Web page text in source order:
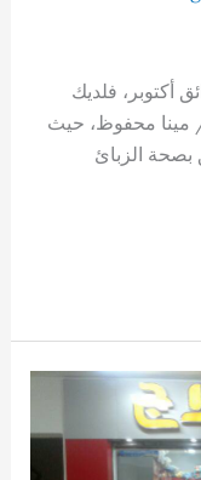
أكتوبر، فلديك
مينا محفوظ، حيث
بصحة الزبائ